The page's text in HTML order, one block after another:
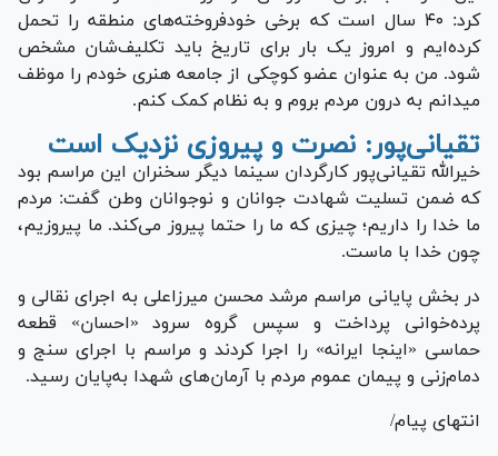
کرد: ۴۰ سال است که برخی خودفروخته‌های منطقه را تحمل
کرده‌ایم و امروز یک بار برای تاریخ باید تکلیف‌شان مشخص
شود. من به عنوان عضو کوچکی از جامعه هنری خودم را موظف
میدانم به درون مردم بروم و به نظام کمک کنم.
تقیانی‌پور: نصرت و پیروزی نزدیک است
خیرالله تقیانی‌پور کارگردان سینما دیگر سخنران این مراسم بود
که ضمن تسلیت شهادت جوانان و نوجوانان وطن گفت: مردم
ما خدا را داریم؛ چیزی که ما را حتما پیروز می‌کند. ما پیروزیم،
چون خدا با ماست.
در بخش پایانی مراسم مرشد محسن میرزاعلی به اجرای نقالی و
پرده‌خوانی پرداخت و سپس گروه سرود «احسان» قطعه
حماسی «اینجا ایرانه» را اجرا کردند و مراسم با اجرای سنج و
دمام‌زنی و پیمان عموم مردم با آرمان‌های شهدا به‌پایان رسید.
انتهای پیام/